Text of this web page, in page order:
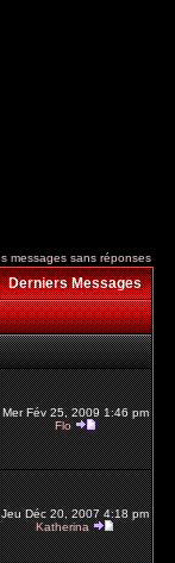
messages sans réponses
Derniers Messages
Mer Fév 25, 2009 1:46 pm
Flo
Jeu Déc 20, 2007 4:18 pm
Katherina